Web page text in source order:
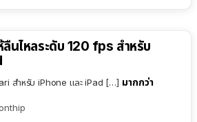
นไหลระดับ 120 fps สำหรับ
สำหรับ iPhone และ iPad […] มากกว่า